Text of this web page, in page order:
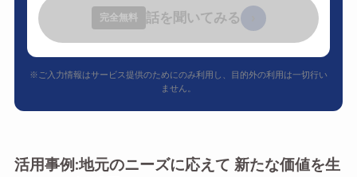
完全無料 話を聞いてみる
※ご入力情報はサービス提供のためにのみ利用し、目的外の利用は一切行い
ません。
活用事例:地元のニーズに応えて 新たな価値を生